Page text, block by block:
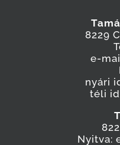
8229
e-
nyári
téli
Nyitva: